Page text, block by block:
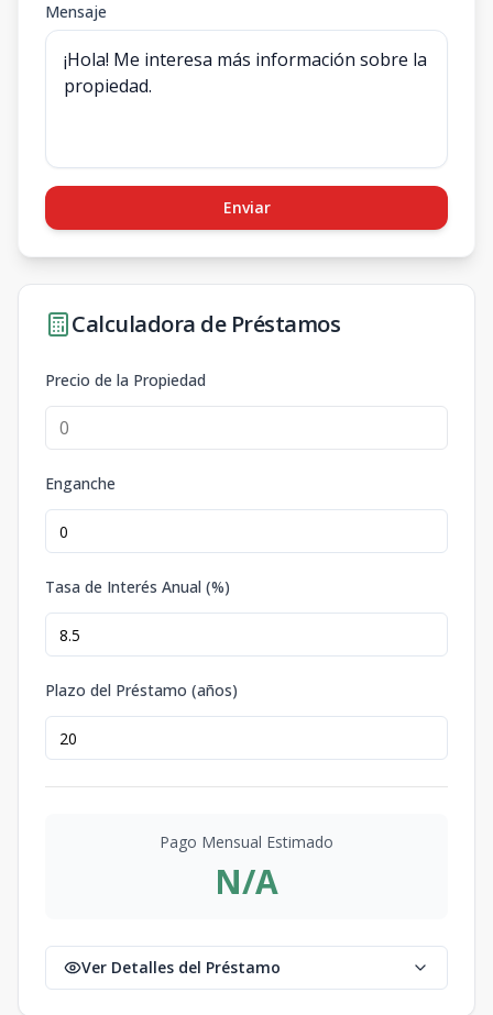
Mensaje
Enviar
Calculadora de Préstamos
Precio de la Propiedad
Enganche
Tasa de Interés Anual (%)
Plazo del Préstamo (años)
Pago Mensual Estimado
N/A
Ver Detalles del Préstamo